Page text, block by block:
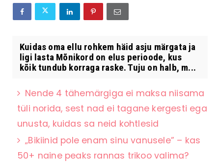
Kuidas oma ellu rohkem häid asju märgata ja
ligi lasta Mõnikord on elus perioode, kus
kõik tundub korraga raske. Tuju on halb, m...
Nende 4 tähemärgiga ei maksa niisama
tüli norida, sest nad ei tagane kergesti ega
unusta, kuidas sa neid kohtlesid
„Bikiinid pole enam sinu vanusele” – kas
50+ naine peaks rannas trikoo valima?